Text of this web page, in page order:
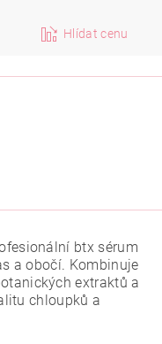
Hlídat cenu
btx sérum
a obočí. Kombinuje
extraktů a
chloupků a